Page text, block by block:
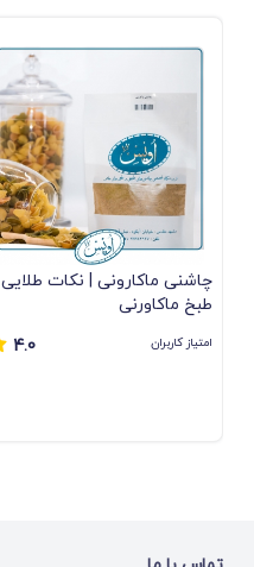
چاشنی ماکارونی | نکات طلایی
طبخ ماکاورنی
امتیاز کاربران 4.0